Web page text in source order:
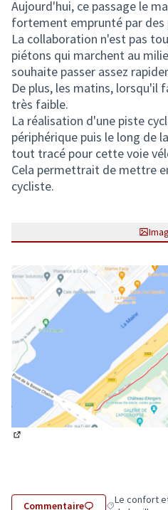
Aujourd'hui, ce passage le
fortement emprunté par
La collaboration n'est pas
piétons qui marchent au
souhaite passer assez
De plus, les matins, lorsqu'il
très faible.
La réalisation d'une piste
périphérique puis le long de
tout tracé pour cette voie
Cela permettrait de mettre
cycliste.
Commentaire
Le confort